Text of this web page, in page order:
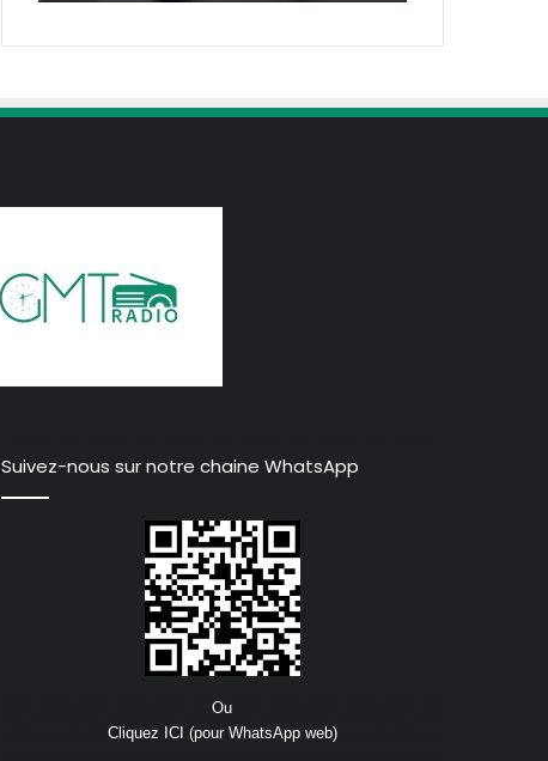
Suivez-nous sur notre chaine WhatsApp
Ou
Cliquez ICI (pour WhatsApp web)